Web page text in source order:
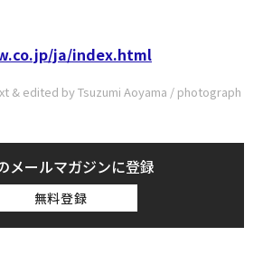
ja/index.html
& edited by Tsuzumi Aoyama / photograph
メールマガジンに登録
無料登録